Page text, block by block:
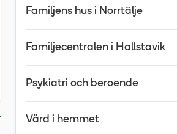
Familjens hus i Norrtälje
Familjecentralen i Hallstavik
Psykiatri och beroende
Vård i hemmet